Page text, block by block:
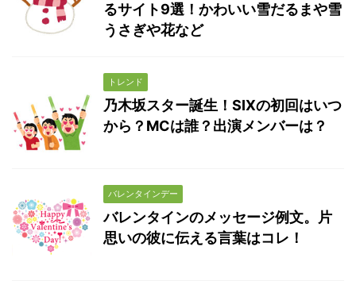
るサイト9選！かわいい雪だるまや雪
うさぎや花など
トレンド
乃木坂スター誕生！SIXの初回はいつ
から？MCは誰？出演メンバーは？
バレンタインデー
バレンタインのメッセージ例文。片
思いの彼に伝える言葉はコレ！